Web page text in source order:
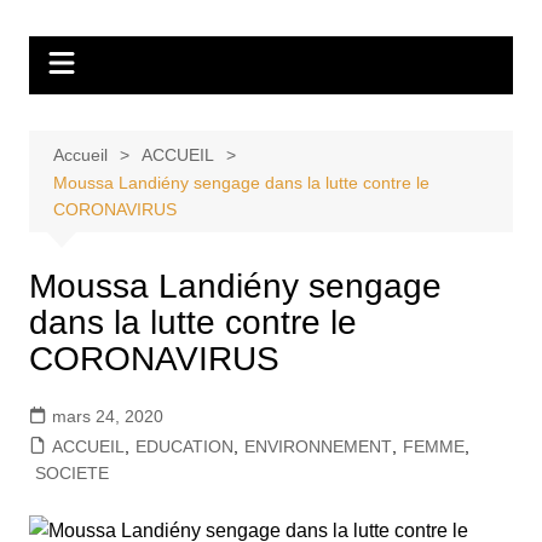
contenu
Tvdescollines
Accueil
ACCUEIL
Moussa Landiény sengage dans la lutte contre le
CORONAVIRUS
Moussa Landiény sengage
dans la lutte contre le
CORONAVIRUS
mars 24, 2020
ACCUEIL
EDUCATION ENVIRONNEMENT, FEMME,
SOCIETE